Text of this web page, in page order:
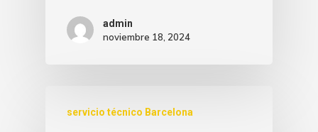
admin
noviembre 18, 2024
servicio técnico Barcelona